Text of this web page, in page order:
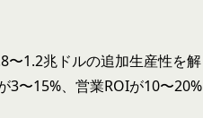
〜1.2兆ドルの追加生産性を解
3〜15%、営業ROIが10〜20%